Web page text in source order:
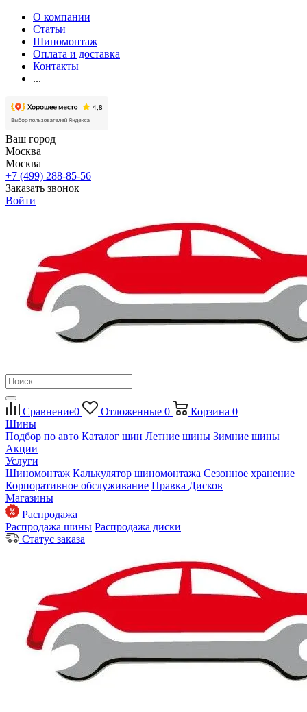
О компании
Статьи
Шиномонтаж
Оплата и доставка
Контакты
...
Ваш город
Москва
Москва
+7 (499) 288-85-56
Заказать звонок
Войти
Сравнение0 Отложенные 0 Корзина 0
Шины
Подбор по авто Каталог шин Летние шины Зимние шины
Акции
Услуги
Шиномонтаж Калькулятор шиномонтажа Сезонное хранение
Корпоративное обслуживание Правка Дисков
Магазины
Распродажа
Распродажа шины Распродажа диски
Статус заказа